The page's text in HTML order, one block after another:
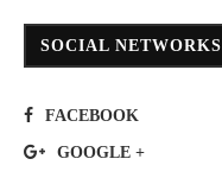
SOCIAL NETWORKS
FACEBOOK
GOOGLE +